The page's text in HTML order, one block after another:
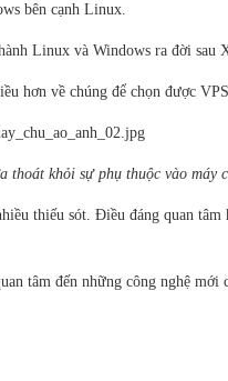
bên cạnh Linux.
Linux và Windows ra đời sau
hơn về chúng để chọn được
thoát khỏi sự phụ thuộc vào máy
thiếu sót. Điều đáng quan
tâm đến những công nghệ